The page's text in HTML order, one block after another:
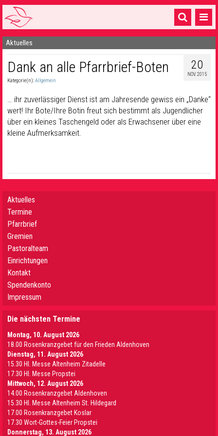
Startseite
1 Pfarrei
16 Gemeinden & mehr
Gottesdienste & Sinnsuche
Sakramente & Feste
Aktuelles
20
NOV. 2015
Dank an alle Pfarrbrief-Boten
Kategorie(n):Allgemein
… ihr zuverlässiger Dienst ist am Jahresende gewiss ein „Danke“
wert! Ihr Bote/Ihre Botin freut sich bestimmt als Jugendlicher
über ein kleines Taschengeld oder als Erwachsener über eine
kleine Aufmerksamkeit.
Aktuelles
Termine
Pfarrbrief
Gremien
Pastoralteam
Einrichtungen
Kontakt
Spendenkonto
Impressum
Die nächsten Termine
Montag, 10. August 2026
18.00 Rosenkranzgebet für den Frieden Aldenhoven
Dienstag, 11. August 2026
15.30 Hl. Messe Altenheim Zitadelle
17.30 Hl. Messe Propstei
Mittwoch, 12. August 2026
14.00 Rosenkranzgebet Aldenhoven
15.30 Hl. Messe Altenheim St. Hildegard
17.00 Rosenkranzgebet Koslar
17.30 Wort-Gottes-Feier Propstei
Donnerstag, 13. August 2026